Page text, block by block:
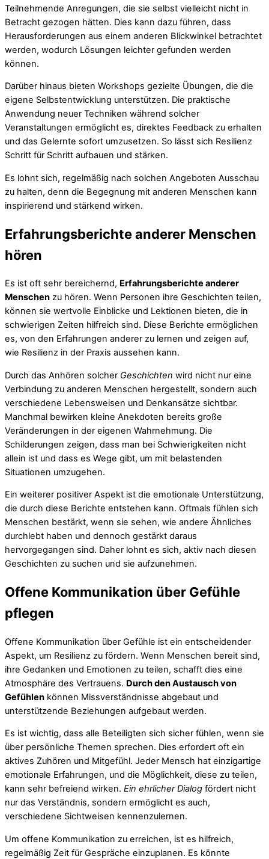
Teilnehmende Anregungen, die sie selbst vielleicht nicht in
Betracht gezogen hätten. Dies kann dazu führen, dass
Herausforderungen aus einem anderen Blickwinkel betrachtet
werden, wodurch Lösungen leichter gefunden werden
können.
Darüber hinaus bieten Workshops gezielte Übungen, die die
eigene Selbstentwicklung unterstützen. Die praktische
Anwendung neuer Techniken während solcher
Veranstaltungen ermöglicht es, direktes Feedback zu erhalten
und das Gelernte sofort umzusetzen. So lässt sich Resilienz
Schritt für Schritt aufbauen und stärken.
Es lohnt sich, regelmäßig nach solchen Angeboten Ausschau
zu halten, denn die Begegnung mit anderen Menschen kann
inspirierend und stärkend wirken.
Erfahrungsberichte anderer Menschen
hören
Es ist oft sehr bereichernd, Erfahrungsberichte anderer
Menschen zu hören. Wenn Personen ihre Geschichten teilen,
können sie wertvolle Einblicke und Lektionen bieten, die in
schwierigen Zeiten hilfreich sind. Diese Berichte ermöglichen
es, von den Erfahrungen anderer zu lernen und zeigen auf,
wie Resilienz in der Praxis aussehen kann.
Durch das Anhören solcher Geschichten wird nicht nur eine
Verbindung zu anderen Menschen hergestellt, sondern auch
verschiedene Lebensweisen und Denkansätze sichtbar.
Manchmal bewirken kleine Anekdoten bereits große
Veränderungen in der eigenen Wahrnehmung. Die
Schilderungen zeigen, dass man bei Schwierigkeiten nicht
allein ist und dass es Wege gibt, um mit belastenden
Situationen umzugehen.
Ein weiterer positiver Aspekt ist die emotionale Unterstützung,
die durch diese Berichte entstehen kann. Oftmals fühlen sich
Menschen bestärkt, wenn sie sehen, wie andere Ähnliches
durchlebt haben und dennoch gestärkt daraus
hervorgegangen sind. Daher lohnt es sich, aktiv nach diesen
Geschichten zu suchen und sie aufzunehmen.
Offene Kommunikation über Gefühle
pflegen
Offene Kommunikation über Gefühle ist ein entscheidender
Aspekt, um Resilienz zu fördern. Wenn Menschen bereit sind,
ihre Gedanken und Emotionen zu teilen, schafft dies eine
Atmosphäre des Vertrauens. Durch den Austausch von
Gefühlen können Missverständnisse abgebaut und
unterstützende Beziehungen aufgebaut werden.
Es ist wichtig, dass alle Beteiligten sich sicher fühlen, wenn sie
über persönliche Themen sprechen. Dies erfordert oft ein
aktives Zuhören und Mitgefühl. Jeder Mensch hat einzigartige
emotionale Erfahrungen, und die Möglichkeit, diese zu teilen,
kann sehr befreiend wirken. Ein ehrlicher Dialog fördert nicht
nur das Verständnis, sondern ermöglicht es auch,
verschiedene Sichtweisen kennenzulernen.
Um offene Kommunikation zu erreichen, ist es hilfreich,
regelmäßig Zeit für Gespräche einzuplanen. Es könnte